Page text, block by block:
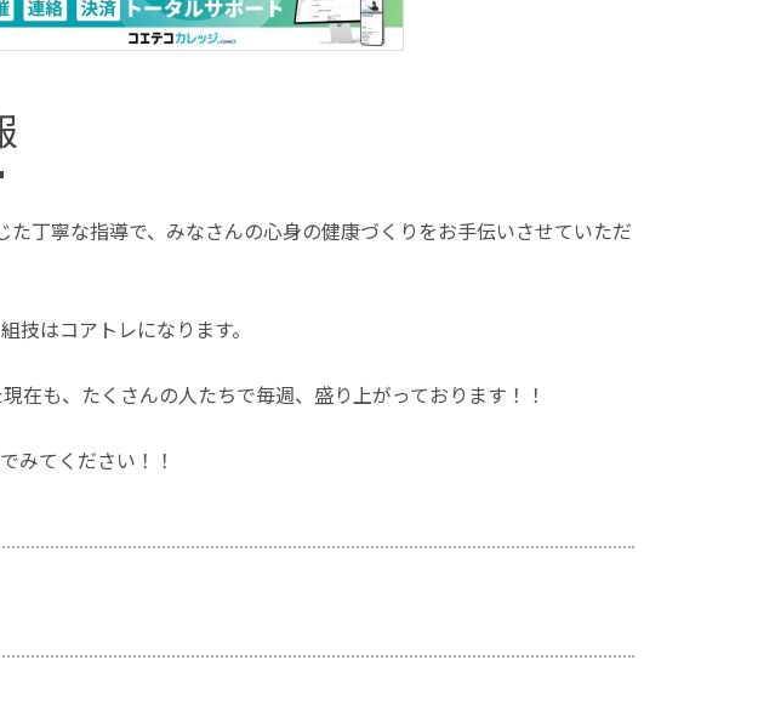
丁寧な指導で、みなさんの心身の健康づくりをお手伝いさせていただ
技はコアトレになります。
も、たくさんの人たちで毎週、盛り上がっております！！
みてください！！